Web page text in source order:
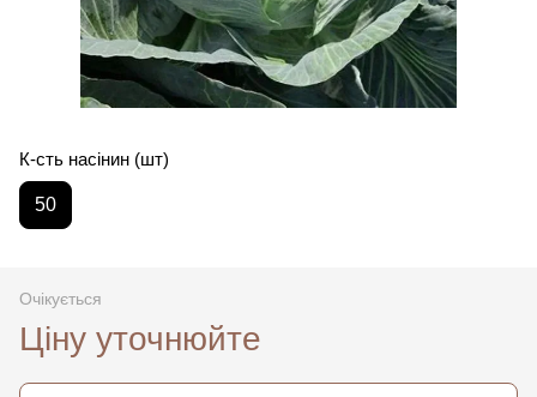
К-сть насінин (шт)
50
Очікується
Ціну уточнюйте